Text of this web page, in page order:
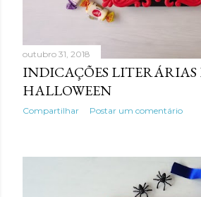
outubro 31, 2018
INDICAÇÕES LITERÁRIAS
HALLOWEEN
Compartilhar Postar um comentário